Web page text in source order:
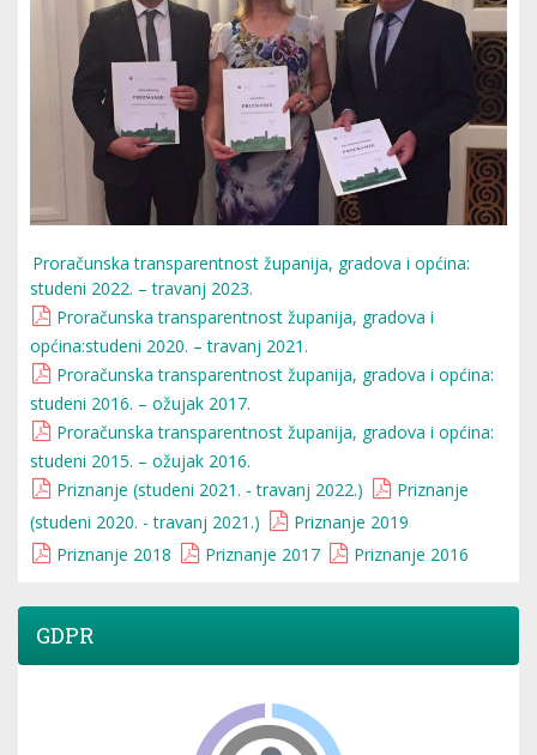
Proračunska transparentnost županija, gradova i općina:
studeni 2022. – travanj 2023.
Proračunska transparentnost županija, gradova i
općina:studeni 2020. – travanj 2021.
Proračunska transparentnost županija, gradova i općina:
studeni 2016. – ožujak 2017.
Proračunska transparentnost županija, gradova i općina:
studeni 2015. – ožujak 2016.
Priznanje (studeni 2021. - travanj 2022.)
Priznanje
(studeni 2020. - travanj 2021.)
Priznanje 2019
Priznanje 2018
Priznanje 2017 Priznanje 2016
GDPR